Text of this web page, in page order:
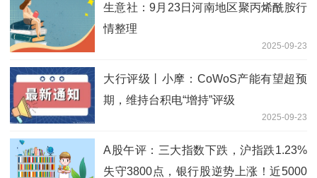
生意社：9月23日河南地区聚丙烯酰胺行
情整理
2025-09-23
大行评级丨小摩：CoWoS产能有望超预
期，维持台积电“增持”评级
2025-09-23
A股午评：三大指数下跌，沪指跌1.23%
失守3800点，银行股逆势上涨！近5000